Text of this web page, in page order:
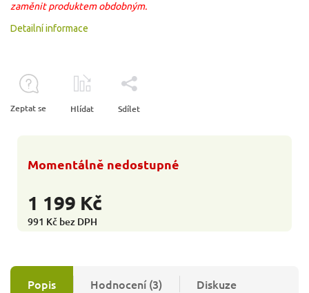
1 199 Kč
991 Kč bez DPH
Momentálně nedostupné
zaměnit produktem obdobným.
Detailní informace
Zeptat se Hlídat Sdílet
Popis Hodnocení (3) Diskuze